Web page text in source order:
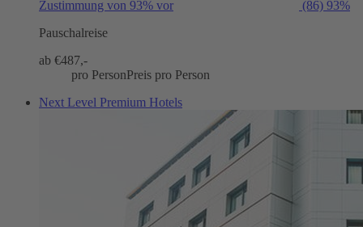
Zustimmung von 93% vor (86) 93%
Pauschalreise
ab €487,-
pro PersonPreis pro Person
Next Level Premium Hotels